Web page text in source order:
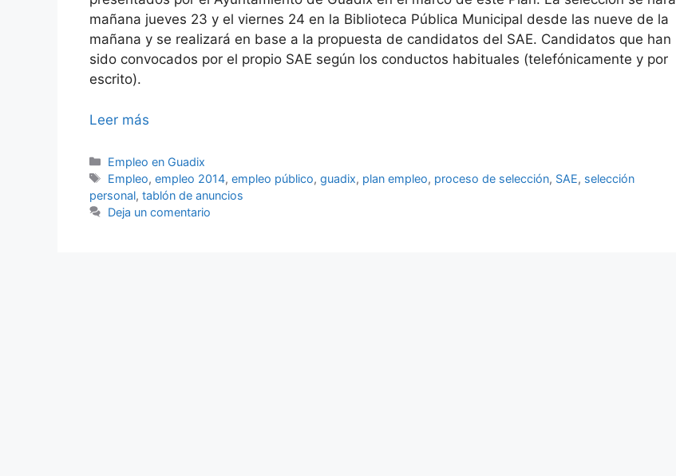
mañana jueves 23 y el viernes 24 en la Biblioteca Pública Municipal desde las nueve de la
mañana y se realizará en base a la propuesta de candidatos del SAE. Candidatos que han
sido convocados por el propio SAE según los conductos habituales (telefónicamente y por
escrito).
Leer más
Categorías
Empleo en Guadix
Etiquetas
Empleo,empleo 2014,empleo público,guadix, plan empleo, proceso de selección, SAE, selección
personal, tablón de anuncios
Deja un comentario